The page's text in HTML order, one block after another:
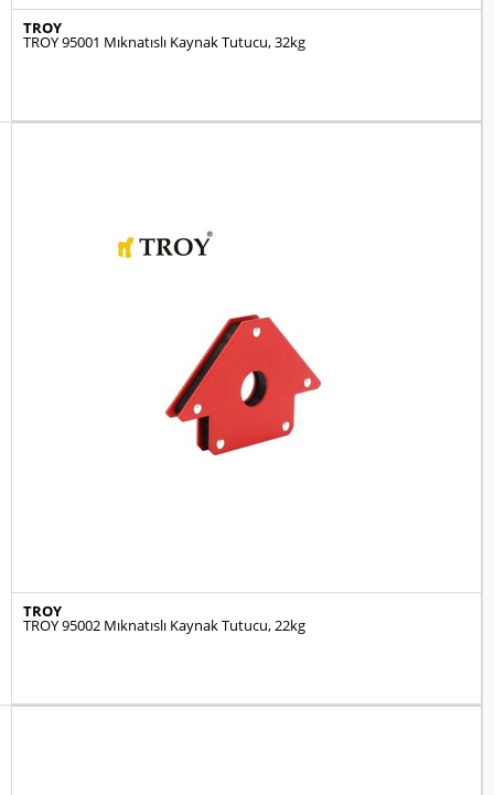
TROY
TROY 95001 Mıknatıslı Kaynak Tutucu, 32kg
TROY
TROY 95002 Mıknatıslı Kaynak Tutucu, 22kg